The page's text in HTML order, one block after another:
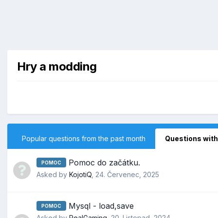
Hry a modding
Popular questions from the past month Questions
POMOC Pomoc do začátku.
Asked by KojotiQ 24. Červenec, 2025
POMOC Mysql - load,save